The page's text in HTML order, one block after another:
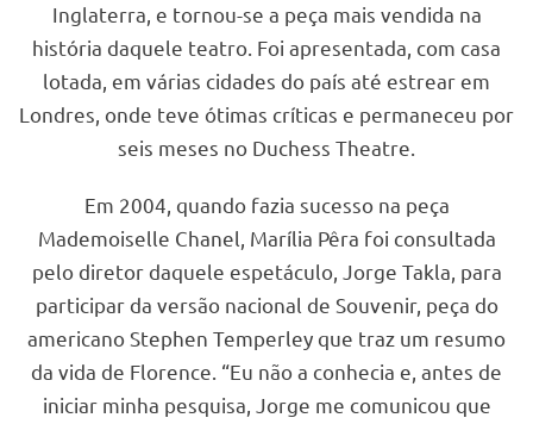
Inglaterra, e tornou-se a peça mais vendida na
história daquele teatro. Foi apresentada, com casa
lotada, em várias cidades do país até estrear em
Londres, onde teve ótimas críticas e permaneceu por
seis meses no Duchess Theatre.
Em 2004, quando fazia sucesso na peça
Mademoiselle Chanel, Marília Pêra foi consultada
pelo diretor daquele espetáculo, Jorge Takla, para
participar da versão nacional de Souvenir, peça do
americano Stephen Temperley que traz um resumo
da vida de Florence. “Eu não a conhecia e, antes de
iniciar minha pesquisa, Jorge me comunicou que